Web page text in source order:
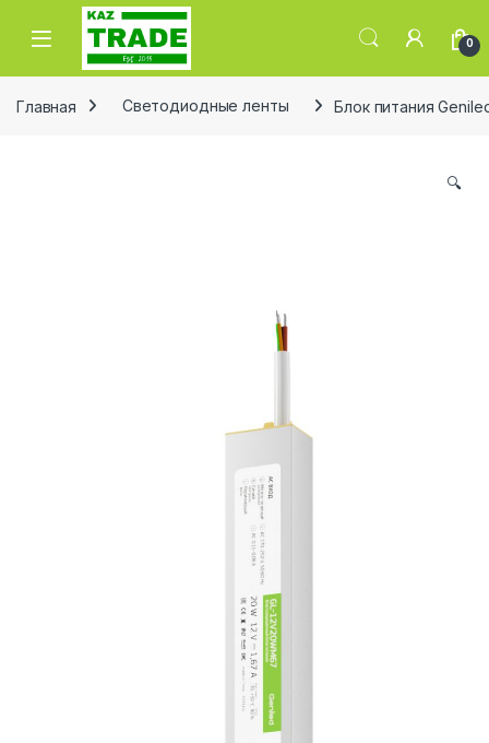
Skip to navigation
Skip to content
0
Главная Светодиодные ленты Блок питания
🔍